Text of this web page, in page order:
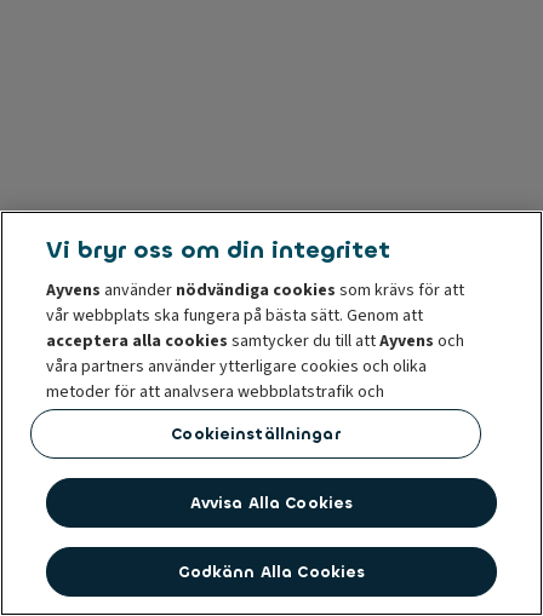
Vi bryr oss om din integritet
Ayvens använder nödvändiga cookies som krävs för att
vår webbplats ska fungera på bästa sätt. Genom att
acceptera alla cookies samtycker du till attAyvens och
våra partners använder ytterligare cookies och olika
metoder för att analysera webbplatstrafik och
onlinebeteende, erbjuda funktioner för sociala medier och
anpassa innehåll och annonser på och utanför vår
Du kan
som helst. Ett återkallande påverkar inte lagligheten av
behandling av cookies innan samtycket återkallades. För
mer information läs vår cookiepolicy
Cookieinställningar
Avvisa Alla Cookies
Godkänn Alla Cookies